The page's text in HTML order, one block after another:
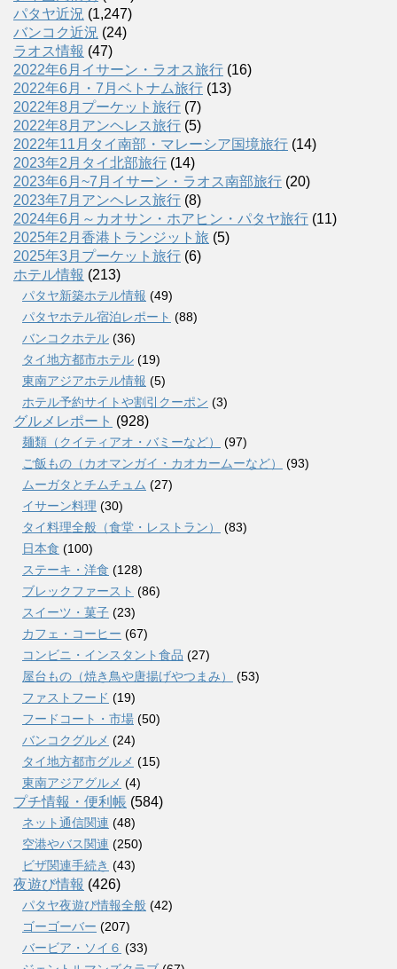
パタヤ近況 (1,247)
バンコク近況 (24)
ラオス情報 (47)
2022年6月イサーン・ラオス旅行 (16)
2022年6月・7月ベトナム旅行 (13)
2022年8月プーケット旅行 (7)
2022年8月アンヘレス旅行 (5)
2022年11月タイ南部・マレーシア国境旅行 (14)
2023年2月タイ北部旅行 (14)
2023年6月~7月イサーン・ラオス南部旅行 (20)
2023年7月アンヘレス旅行 (8)
2024年6月～カオサン・ホアヒン・パタヤ旅行 (11)
2025年2月香港トランジット旅 (5)
2025年3月プーケット旅行 (6)
ホテル情報 (213)
パタヤ新築ホテル情報 (49)
パタヤホテル宿泊レポート (88)
バンコクホテル (36)
タイ地方都市ホテル (19)
東南アジアホテル情報 (5)
ホテル予約サイトや割引クーポン (3)
グルメレポート (928)
麺類（クイティアオ・バミーなど）
(97)
ご飯もの（カオマンガイ・カオカームーなど）
(93)
ムーガタとチムチュム (27)
イサーン料理 (30)
タイ料理全般（食堂・レストラン）
(83)
日本食 (100)
ステーキ・洋食 (128)
ブレックファースト (86)
スイーツ・菓子 (23)
カフェ・コーヒー (67)
コンビニ・インスタント食品 (27)
屋台もの（焼き鳥や唐揚げやつまみ）
(53)
ファストフード (19)
フードコート・市場 (50)
バンコクグルメ (24)
タイ地方都市グルメ (15)
東南アジアグルメ (4)
プチ情報・便利帳 (584)
ネット通信関連 (48)
空港やバス関連 (250)
ビザ関連手続き (43)
夜遊び情報 (426)
パタヤ夜遊び情報全般 (42)
ゴーゴーバー (207)
バービア・ソイ６ (33)